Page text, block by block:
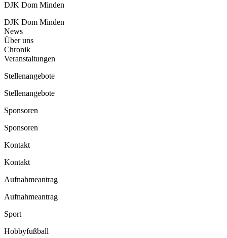
DJK Dom Minden
DJK Dom Minden
News
Über uns
Chronik
Veranstaltungen
Stellenangebote
Stellenangebote
Sponsoren
Sponsoren
Kontakt
Kontakt
Aufnahmeantrag
Aufnahmeantrag
Sport
Hobbyfußball